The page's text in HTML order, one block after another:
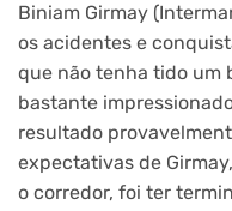
Biniam Girmay
os acidentes e
que não tenha tido um
bastante
resultado
expectativas de
o corredor, foi ter